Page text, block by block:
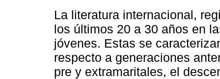
La literatura internacional,
los últimos 20 a 30 años en
jóvenes. Estas se
respecto a generaciones
pre y extramaritales, el